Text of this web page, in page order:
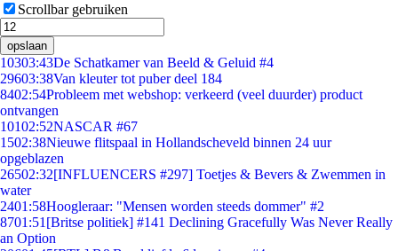
Scrollbar gebruiken
opslaan
10303:43De Schatkamer van Beeld & Geluid #4
29603:38Van kleuter tot puber deel 184
8402:54Probleem met webshop: verkeerd (veel duurder) product
ontvangen
10102:52NASCAR #67
1502:38Nieuwe flitspaal in Hollandscheveld binnen 24 uur
opgeblazen
26502:32[INFLUENCERS #297] Toetjes & Bevers & Zwemmen in
water
2401:58Hoogleraar: "Mensen worden steeds dommer" #2
8701:51 [Britse politiek] #141 Declining Gracefully Was Never Really
an Option